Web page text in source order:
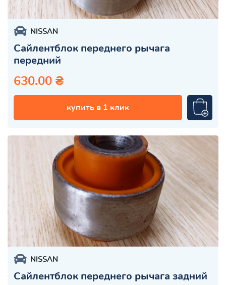
NISSAN
Сайлентблок переднего рычага
передний
630.00 ₴
купить в 1 клик
NISSAN
Сайлентблок переднего рычага задний